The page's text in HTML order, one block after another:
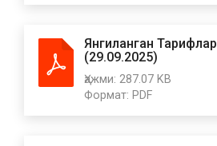
Янгиланган Тарифлар
(29.09.2025)
Ҳажми: 287.07 KB
Формат: PDF